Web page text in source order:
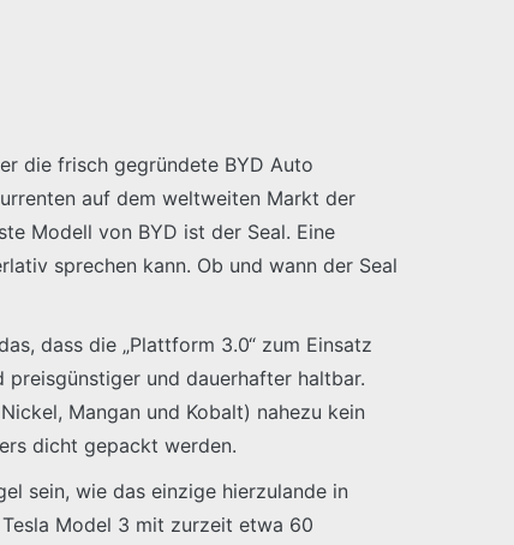
die frisch gegründete BYD Auto
auf dem weltweiten Markt der
Modell von BYD ist der Seal. Eine
sprechen kann. Ob und wann der Seal
dass die „Plattform 3.0“ zum Einsatz
preisgünstiger und dauerhafter haltbar.
Mangan und Kobalt) nahezu kein
dicht gepackt werden.
sein, wie das einzige hierzulande in
Model 3 mit zurzeit etwa 60